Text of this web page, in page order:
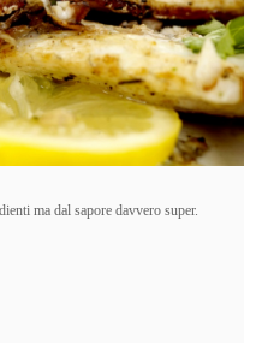
ma dal sapore davvero super.